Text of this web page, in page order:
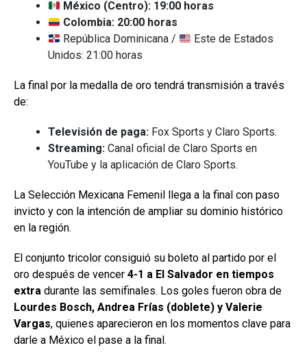
México (Centro): 19:00 horas
Colombia: 20:00 horas
República Dominicana /
Este de Estados
Unidos: 21:00 horas
La final por la medalla de oro tendrá transmisión a través
de:
Televisión de paga: Fox Sports y Claro Sports.
Streaming: Canal oficial de Claro Sports en
YouTube y la aplicación de Claro Sports.
La Selección Mexicana Femenil llega a la final con paso
invicto y con la intención de ampliar su dominio histórico
en la región.
El conjunto tricolor consiguió su boleto al partido por el
oro después de vencer 4-1 a El Salvador en tiempos
extra durante las semifinales. Los goles fueron obra de
Lourdes Bosch, Andrea Frías (doblete) y Valerie
Vargas, quienes aparecieron en los momentos clave para
darle a México el pase a la final.